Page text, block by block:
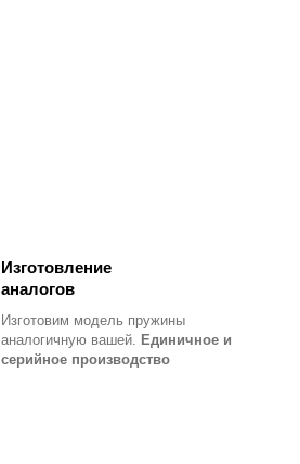
Изготовление
аналогов
Изготовим модель пружины
аналогичную вашей. Единичное и
серийное производство